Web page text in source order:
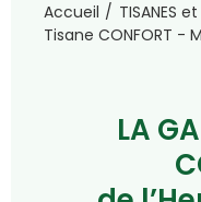
Accueil
TISANES et
Tisane CONFORT -
LA